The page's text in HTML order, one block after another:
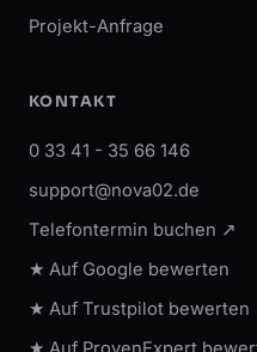
Projekt-Anfrage
KONTAKT
0 33 41 - 35 66 146
support@nova02.de
Telefontermin buchen ↗
★ Auf Google bewerten
★ Auf Trustpilot bewerten